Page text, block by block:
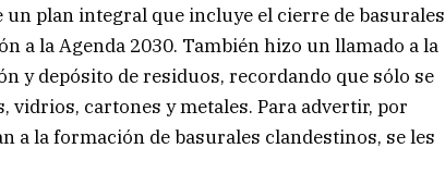
plan integral que incluye el cierre de basurales
a la Agenda 2030. También hizo un llamado a la
y depósito de residuos, recordando que sólo se
cartones y metales. Para advertir, por
a la formación de basurales clandestinos, se les